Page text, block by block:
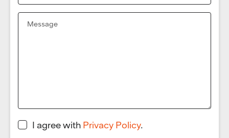
I agree with Privacy Policy.